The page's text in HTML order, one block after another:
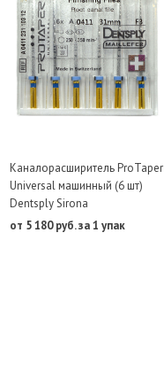
Каналорасширитель ProTaper
Universal машинный (6 шт)
Dentsply Sirona
от 5 180 руб. за 1 упак